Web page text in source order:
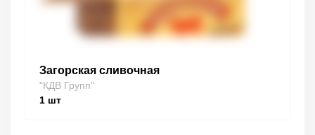
Загорская сливочная
"КДВ Групп"
1 шт